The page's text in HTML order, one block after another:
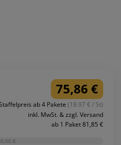
75,86 €
ab 4 Pakete (18.97 € / St)
inkl. MwSt. & zzgl. Versand
ab 1 Paket 81,85 €
-0,00 €